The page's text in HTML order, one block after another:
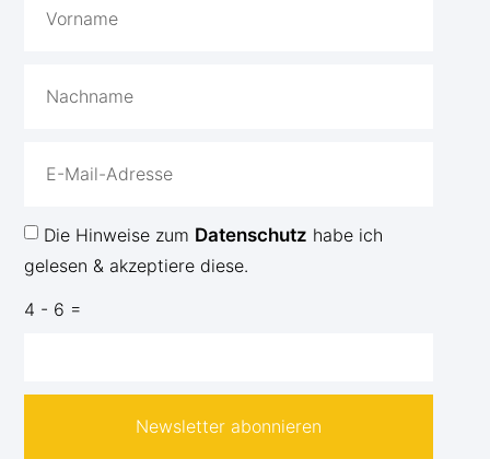
Die Hinweise zum Datenschutz habe ich
gelesen & akzeptiere diese.
4 - 6 =
Newsletter abonnieren